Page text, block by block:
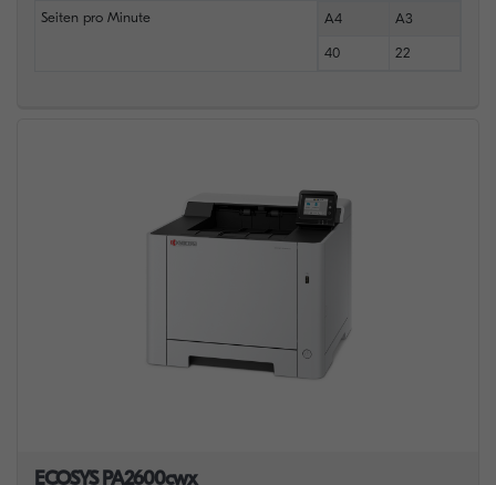
Seiten pro Minute A4 A3
40 22
ECOSYS PA2600cwx